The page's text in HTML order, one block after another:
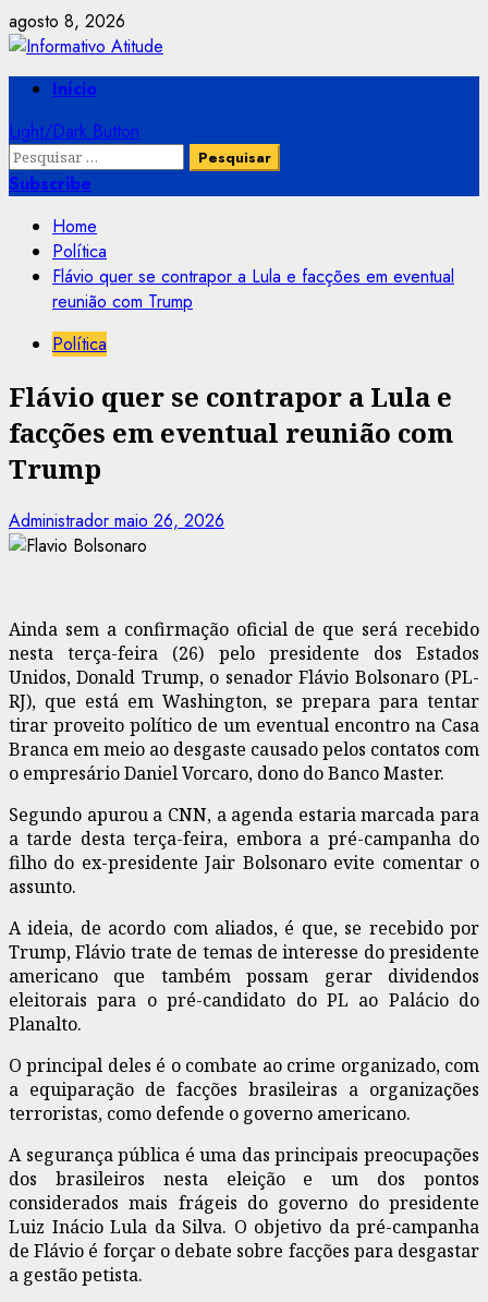
Skip
to
content
agosto 8, 2026
PrimaryInício
Light/Dark Button
Pesquisar
por:
Subscribe
Home
Política
Flávio quer se contrapor a Lula e facções em eventual
reunião com Trump
Política
Flávio quer se contrapor a Lula e
facções em eventual reunião com
Trump
Administrador maio 26, 2026
Ainda sem a confirmação oficial de que será recebido
nesta terça-feira (26) pelo presidente dos Estados
Unidos, Donald Trump, o senador Flávio Bolsonaro (PL-
RJ), que está em Washington, se prepara para tentar
tirar proveito político de um eventual encontro na Casa
Branca em meio ao desgaste causado pelos contatos com
o empresário Daniel Vorcaro, dono do Banco Master.
Segundo apurou a CNN, a agenda estaria marcada para
a tarde desta terça-feira, embora a pré-campanha do
filho do ex-presidente Jair Bolsonaro evite comentar o
assunto.
A ideia, de acordo com aliados, é que, se recebido por
Trump, Flávio trate de temas de interesse do presidente
americano que também possam gerar dividendos
eleitorais para o pré-candidato do PL ao Palácio do
Planalto.
O principal deles é o combate ao crime organizado, com
a equiparação de facções brasileiras a organizações
terroristas, como defende o governo americano.
A segurança pública é uma das principais preocupações
dos brasileiros nesta eleição e um dos pontos
considerados mais frágeis do governo do presidente
Luiz Inácio Lula da Silva. O objetivo da pré-campanha
de Flávio é forçar o debate sobre facções para desgastar
a gestão petista.